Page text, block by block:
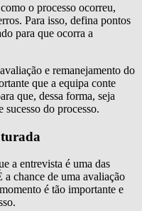
o processo ocorreu,
Para isso, defina pontos
para que ocorra a
e remanejamento do
que a equipa conte
que, dessa forma, seja
sucesso do processo.
a entrevista é uma das
a chance de uma avaliação
é tão importante e